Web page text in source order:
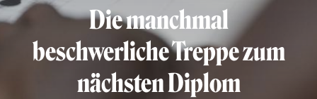
Die manchmal
beschwerliche Treppe zum
nächsten Diplom